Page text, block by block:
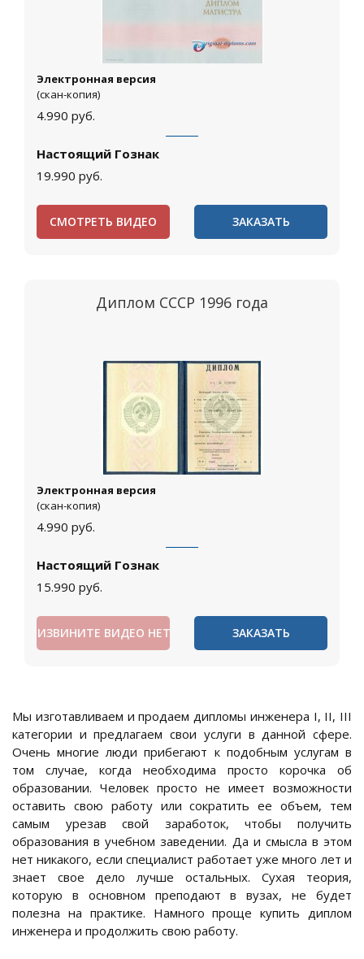
Электронная версия
(скан-копия)
4.990 руб.
Настоящий Гознак
19.990 руб.
СМОТРЕТЬ ВИДЕО ЗАКАЗАТЬ
Диплом СССР 1996 года
Электронная версия
(скан-копия)
4.990 руб.
Настоящий Гознак
15.990 руб.
ИЗВИНИТЕ ВИДЕО НЕТ ЗАКАЗАТЬ
Мы изготавливаем и продаем дипломы инженера I, II, III
категории и предлагаем свои услуги в данной сфере.
Очень многие люди прибегают к подобным услугам в
том случае, когда необходима просто корочка об
образовании. Человек просто не имеет возможности
оставить свою работу или сократить ее объем, тем
самым урезав свой заработок, чтобы получить
образования в учебном заведении. Да и смысла в этом
нет никакого, если специалист работает уже много лет и
знает свое дело лучше остальных. Сухая теория,
которую в основном преподают в вузах, не будет
полезна на практике. Намного проще купить диплом
инженера и продолжить свою работу.